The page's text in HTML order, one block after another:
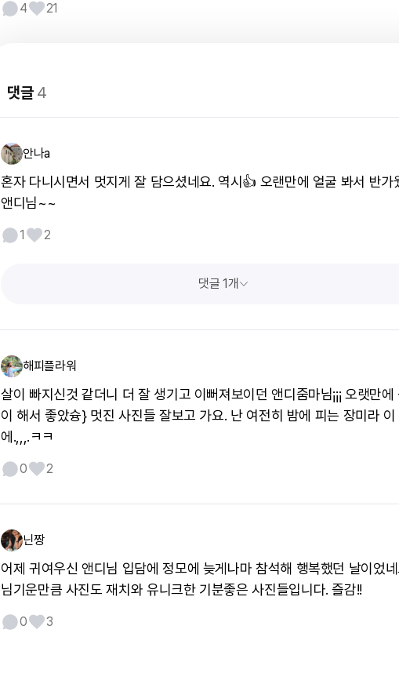
4 21
댓글4
안나a
혼자 다니시면서 멋지게 잘 담으셨네요. 역시👍 오랜만에 얼굴 봐서 반가
앤디님~~
1 2
댓글 1개
해피플라워
살이 빠지신것 같더니 더 잘 생기고 이뻐져보이던 앤디줌마님¡¡¡ 오랫만에
이 해서 좋았슝} 멋진 사진들 잘보고 가요. 난 여전히 밤에 피는 장미라
에.,,,.ㅋㅋ
0 2
닌짱
어제 귀여우신 앤디님 입담에 정모에 늦게나마 참석해 행복했던 날이었
님기운만큼 사진도 재치와 유니크한 기분좋은 사진들입니다. 즐감!!
0 3